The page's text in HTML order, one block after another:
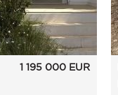
1 195 000 EUR